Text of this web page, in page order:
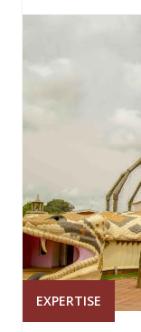
EXPERTISE